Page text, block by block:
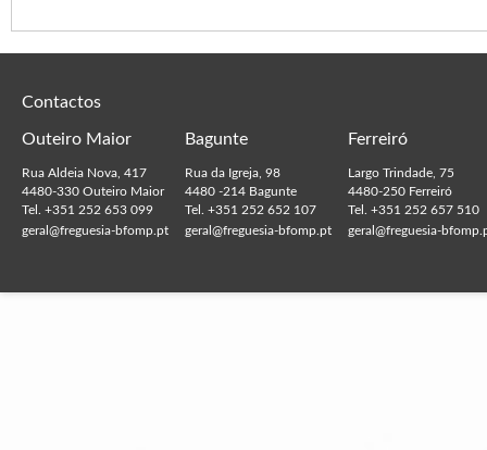
Contactos
Outeiro Maior
Rua Aldeia Nova, 417
4480-330 Outeiro Maior
Tel. +351 252 653 099
geral@freguesia-bfomp.pt
Bagunte
Rua da Igreja, 98
4480 -214 Bagunte
Tel. +351 252 652 107
geral@freguesia-bfomp.pt
Ferreiró
Largo Trindade, 75
4480-250 Ferreiró
Tel. +351 252 657 510
geral@freguesia-